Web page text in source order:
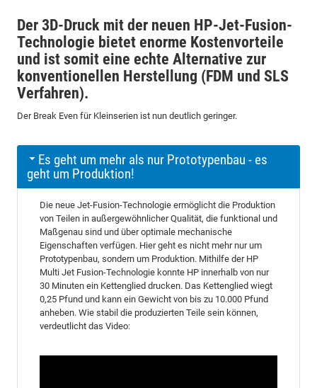
Der 3D-Druck mit der neuen HP-Jet-Fusion-
Technologie bietet enorme Kostenvorteile
und ist somit eine echte Alternative zur
konventionellen Herstellung (FDM und SLS
Verfahren).
Der Break Even für Kleinserien ist nun deutlich geringer.
Es geht um mehr als nur Prototypenbau - es
geht um Produktion!
Die neue Jet-Fusion-Technologie ermöglicht die Produktion
von Teilen in außergewöhnlicher Qualität, die funktional und
Maßgenau sind und über optimale mechanische
Eigenschaften verfügen. Hier geht es nicht mehr nur um
Prototypenbau, sondern um Produktion. Mithilfe der HP
Multi Jet Fusion-Technologie konnte HP innerhalb von nur
30 Minuten ein Kettenglied drucken. Das Kettenglied wiegt
0,25 Pfund und kann ein Gewicht von bis zu 10.000 Pfund
anheben. Wie stabil die produzierten Teile sein können,
verdeutlicht das Video: